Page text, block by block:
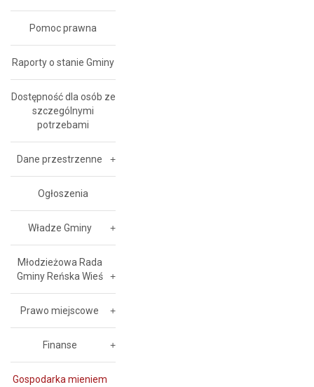
Pomoc prawna
Raporty o stanie Gminy
Dostępność dla osób ze
szczególnymi
potrzebami
Dane przestrzenne
Ogłoszenia
Władze Gminy
Młodzieżowa Rada
Gminy Reńska Wieś
Prawo miejscowe
Finanse
Gospodarka mieniem